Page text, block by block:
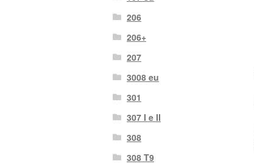
206
206+
207
3008 eu
301
307 I e II
308
308 T9